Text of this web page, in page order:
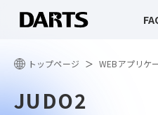
トップページ WEBアプリケ
JUDO2